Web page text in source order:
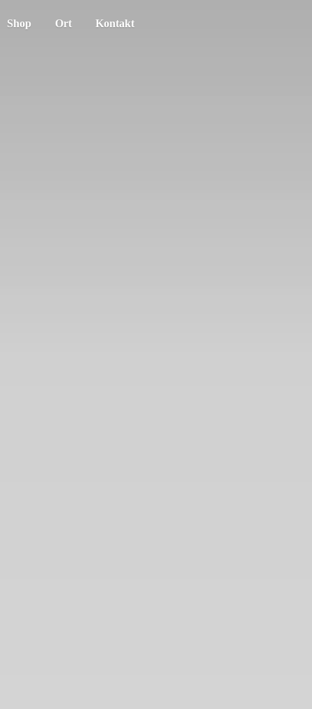
Shop Ort Kontakt